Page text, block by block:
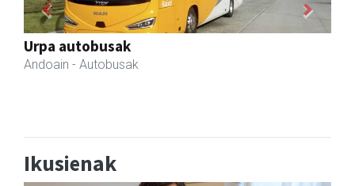
Previous Next
Ikusienak